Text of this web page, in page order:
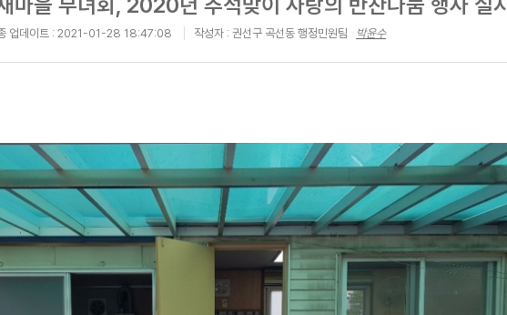
업데이트 : 2021-01-28 18:47:08 작성자 : 권선구 곡선동 행정민원팀 박윤수